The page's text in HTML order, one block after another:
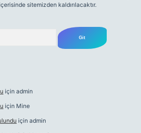
sitemizden kaldırılacaktır.
için admin
için Mine
için admin